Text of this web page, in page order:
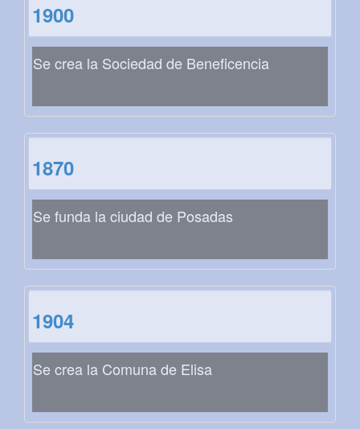
1900
Se crea la Sociedad de Beneficencia
1870
Se funda la ciudad de Posadas
1904
Se crea la Comuna de Elisa